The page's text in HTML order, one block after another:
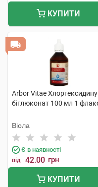
КУПИТИ
Arbor Vitae Хлоргексидину
біглюконат 100 мл 1
Віола
Є в наявності
від 42.00 грн
КУПИТИ